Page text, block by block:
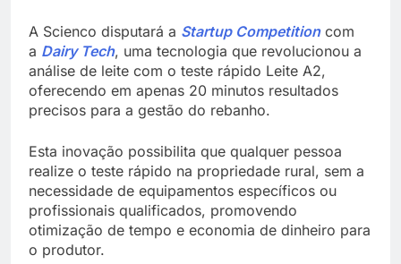
A Scienco disputará a Startup Competitioncom
a Dairy Tech, uma tecnologia que revolucionou a
análise de leite com o teste rápido Leite A2,
oferecendo em apenas 20 minutos resultados
precisos para a gestão do rebanho.
Esta inovação possibilita que qualquer pessoa
realize o teste rápido na propriedade rural, sem a
necessidade de equipamentos específicos ou
profissionais qualificados, promovendo
otimização de tempo e economia de dinheiro para
o produtor.